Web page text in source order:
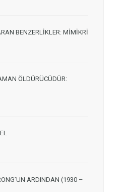
BENZERLİKLER: MİMİKRİ
ÖLDÜRÜCÜDÜR:
ARDINDAN (1930 –